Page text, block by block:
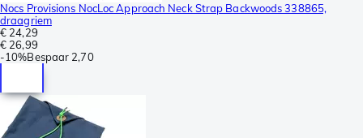
Nocs Provisions NocLoc Approach Neck Strap Backwoods 338865,
draagriem
€ 24,29
€ 26,99
-10%Bespaar 2,70